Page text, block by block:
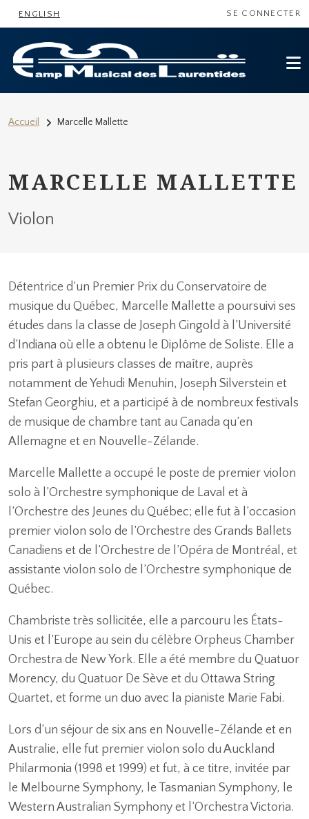
Aller au contenu principal
ENGLISH MENU DUSE CONNECTER
FIL D'ARIANE
Accueil Marcelle Mallette
MARCELLE MALLETTE
Violon
Détentrice d’un Premier Prix du Conservatoire de
musique du Québec, Marcelle Mallette a poursuivi ses
études dans la classe de Joseph Gingold à l’Université
d’Indiana où elle a obtenu le Diplôme de Soliste. Elle a
pris part à plusieurs classes de maître, auprès
notamment de Yehudi Menuhin, Joseph Silverstein et
Stefan Georghiu, et a participé à de nombreux festivals
de musique de chambre tant au Canada qu’en
Allemagne et en Nouvelle-Zélande.
Marcelle Mallette a occupé le poste de premier violon
solo à l’Orchestre symphonique de Laval et à
l’Orchestre des Jeunes du Québec; elle fut à l’occasion
premier violon solo de l’Orchestre des Grands Ballets
Canadiens et de l’Orchestre de l’Opéra de Montréal, et
assistante violon solo de l’Orchestre symphonique de
Québec.
Chambriste très sollicitée, elle a parcouru les États-
Unis et l’Europe au sein du célèbre Orpheus Chamber
Orchestra de New York. Elle a été membre du Quatuor
Morency, du Quatuor De Sève et du Ottawa String
Quartet, et forme un duo avec la pianiste Marie Fabi.
Lors d’un séjour de six ans en Nouvelle-Zélande et en
Australie, elle fut premier violon solo du Auckland
Philarmonia (1998 et 1999) et fut, à ce titre, invitée par
le Melbourne Symphony, le Tasmanian Symphony, le
Western Australian Symphony et l’Orchestra Victoria.